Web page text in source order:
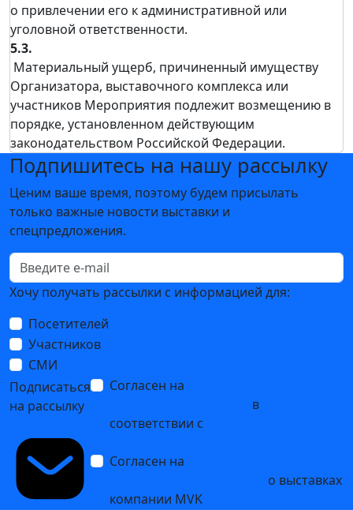
о привлечении его к административной или
уголовной ответственности.
5.3.
Материальный ущерб, причиненный имуществу
Организатора, выставочного комплекса или
участников Мероприятия подлежит возмещению в
порядке, установленном действующим
законодательством Российской Федерации.
Подпишитесь на нашу рассылку
Ценим ваше время, поэтому будем присылать
только важные новости выставки и
спецпредложения.
Хочу получать рассылки с информацией для:
Посетителей
Участников
СМИ
Подписаться
на рассылку
Согласен на
в
соответствии с
Согласен на
о выставках
компании MVK